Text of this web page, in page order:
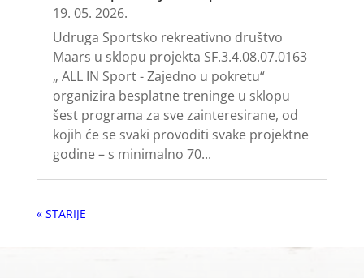
19. 05. 2026.
Udruga Sportsko rekreativno društvo
Maars u sklopu projekta SF.3.4.08.07.0163
„ ALL IN Sport - Zajedno u pokretu“
organizira besplatne treninge u sklopu
šest programa za sve zainteresirane, od
kojih će se svaki provoditi svake projektne
godine – s minimalno 70...
« Older Entries